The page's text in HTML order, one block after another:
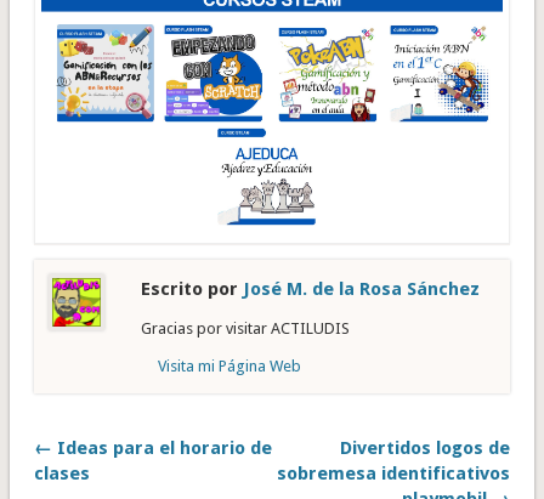
Escrito por José M. de la Rosa Sánchez
Gracias por visitar ACTILUDIS
Visita mi Página Web
← Ideas para el horario de
clases
Divertidos logos de
sobremesa identificativos